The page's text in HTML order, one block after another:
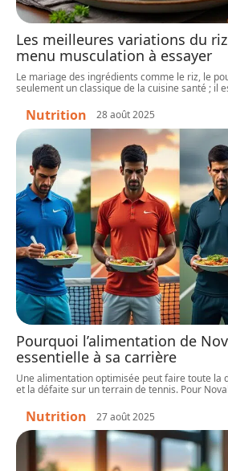
Les meilleures variations du
menu musculation à essayer
Le mariage des ingrédients comme le riz, le
seulement un classique de la cuisine santé ; il
Nutrition 28 août 2025
Pourquoi l’alimentation de
essentielle à sa carrière
Une alimentation optimisée peut faire toute la
et la défaite sur un terrain de tennis. Pour
Nutrition 27 août 2025